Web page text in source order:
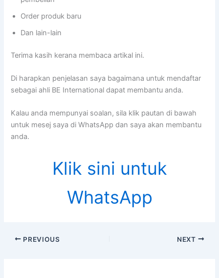
Order produk baru
Dan lain-lain
Terima kasih kerana membaca artikal ini.
Di harapkan penjelasan saya bagaimana untuk mendaftar
sebagai ahli BE International dapat membantu anda.
Kalau anda mempunyai soalan, sila klik pautan di bawah
untuk mesej saya di WhatsApp dan saya akan membantu
anda.
Klik sini untuk
WhatsApp
PREVIOUS NEXT